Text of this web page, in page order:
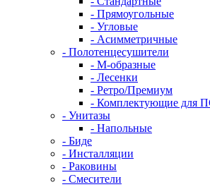
- Прямоугольные
- Угловые
- Асимметричные
- Полотенцесушители
- М-образные
- Лесенки
- Ретро/Премиум
- Комплектующие для
- Унитазы
- Напольные
- Биде
- Инсталляции
- Раковины
- Смесители